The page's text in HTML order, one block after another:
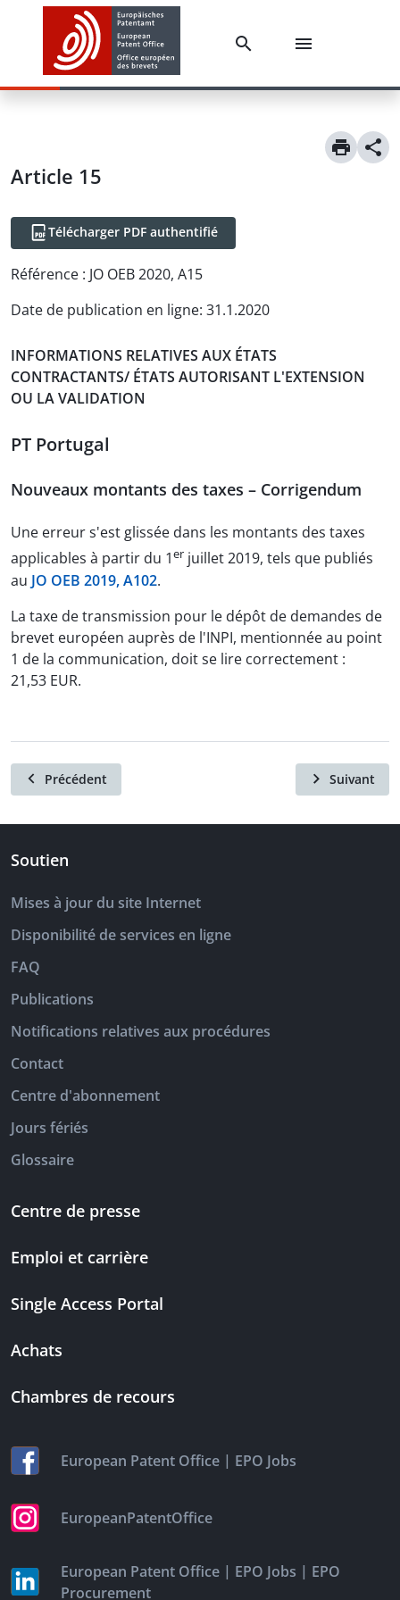
Article 15
Télécharger PDF authentifié
Référence : JO OEB 2020, A15
Date de publication en ligne: 31.1.2020
INFORMATIONS RELATIVES AUX ÉTATS
CONTRACTANTS/ ÉTATS AUTORISANT L'EXTENSION
OU LA VALIDATION
PT Portugal
Nouveaux montants des taxes – Corrigendum
Une erreur s'est glissée dans les montants des taxes
applicables à partir du 1er juillet 2019, tels que publiés
au JO OEB 2019, A102.
La taxe de transmission pour le dépôt de demandes de
brevet européen auprès de l'INPI, mentionnée au point
1 de la communication, doit se lire correctement :
21,53 EUR.
Précédent Suivant
Soutien
Mises à jour du site Internet
Disponibilité de services en ligne
FAQ
Publications
Notifications relatives aux procédures
Contact
Centre d'abonnement
Jours fériés
Glossaire
Centre de presse
Emploi et carrière
Single Access Portal
Achats
Chambres de recours
European Patent Office | EPO Jobs
EuropeanPatentOffice
European Patent Office | EPO Jobs | EPO
Procurement